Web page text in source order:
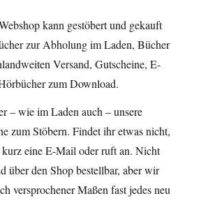
kann gestöbert und gekauft
zur Abholung im Laden, Bücher
Versand, Gutscheine, E-
zum Download.
– wie im Laden auch – unsere
zum Stöbern. Findet ihr etwas nicht,
kurz eine E-Mail oder ruft an. Nicht
über den Shop bestellbar, aber wir
versprochener Maßen fast jedes neu